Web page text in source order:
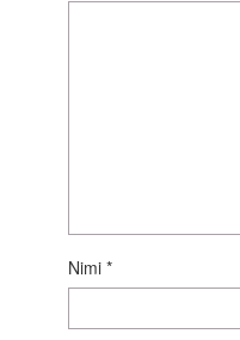
Nimi *